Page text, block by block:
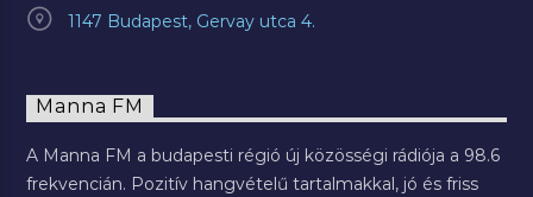
1147 Budapest, Gervay utca 4.
Manna FM
A Manna FM a budapesti régió új közösségi rádiója a 98.6
frekvencián. Pozitív hangvételű tartalmakkal, jó és friss